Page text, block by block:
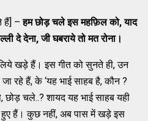
हैं] –हम छोड़ चले इस महफ़िल को,याद
दे देना,जी घबराये तो मत रोना।
खड़े हैं। इस गीत को सुनते ही, उन
रहे हैं, के ‘यह भाई साहब है, कौन ?
चले..? शायद यह भाई साहब यही
हुए हैं। कुछ नहीं, अब पास में खड़े इस